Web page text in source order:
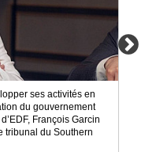
ses activités en
du gouvernement
François Garcin
tribunal du Southern